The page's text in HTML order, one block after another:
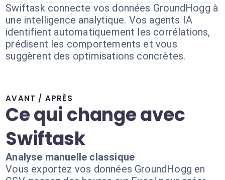
Swiftask connecte vos données GroundHogg à
une intelligence analytique. Vos agents IA
identifient automatiquement les corrélations,
prédisent les comportements et vous
suggèrent des optimisations concrètes.
AVANT / APRÈS
Ce qui change avec
Swiftask
Analyse manuelle classique
Vous exportez vos données GroundHogg en